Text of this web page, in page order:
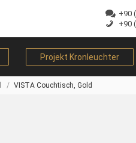
+90
+90
Projekt Kronleuchter
VISTA Couchtisch, Gold